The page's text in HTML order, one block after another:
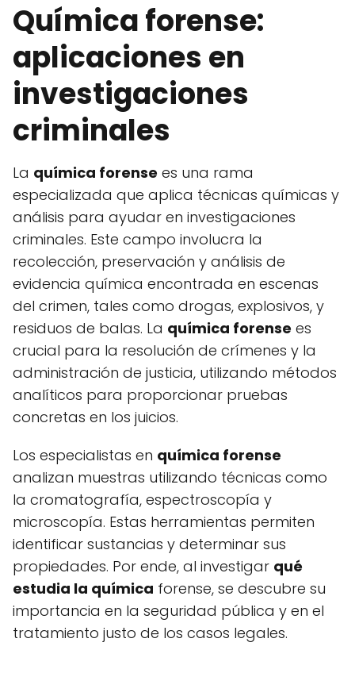
Química forense:
aplicaciones en
investigaciones
criminales
La química forense es una rama
especializada que aplica técnicas químicas y
análisis para ayudar en investigaciones
criminales. Este campo involucra la
recolección, preservación y análisis de
evidencia química encontrada en escenas
del crimen, tales como drogas, explosivos, y
residuos de balas. La química forense es
crucial para la resolución de crímenes y la
administración de justicia, utilizando métodos
analíticos para proporcionar pruebas
concretas en los juicios.
Los especialistas en química forense
analizan muestras utilizando técnicas como
la cromatografía, espectroscopía y
microscopía. Estas herramientas permiten
identificar sustancias y determinar sus
propiedades. Por ende, al investigar qué
estudia la química forense, se descubre su
importancia en la seguridad pública y en el
tratamiento justo de los casos legales.